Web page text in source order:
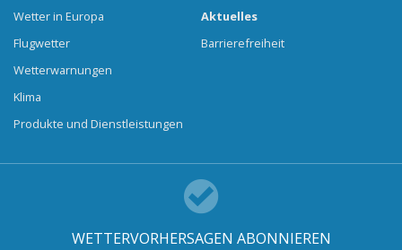
Wetter in Europa
Flugwetter
Wetterwarnungen
Klima
Produkte und Dienstleistungen
Aktuelles
Barrierefreiheit
WETTERVORHERSAGEN ABONNIEREN